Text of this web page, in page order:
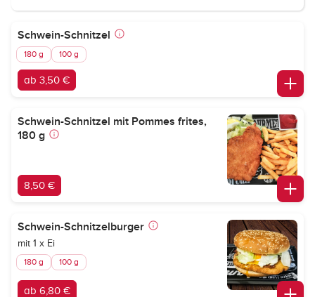
Schwein-Schnitzel
180 g 100 g
ab 3,50 €
Schwein-Schnitzel mit Pommes frites,
180 g
8,50 €
Schwein-Schnitzelburger
mit 1 x Ei
180 g 100 g
ab 6,80 €